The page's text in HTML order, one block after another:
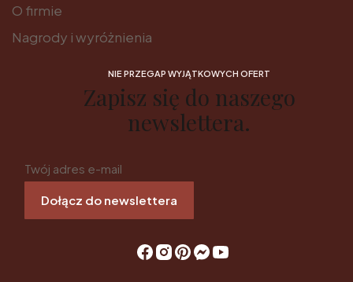
O firmie
Nagrody i wyróżnienia
NIE PRZEGAP WYJĄTKOWYCH OFERT
Zapisz się do naszego
newslettera.
Twój adres e-mail
Dołącz do newslettera